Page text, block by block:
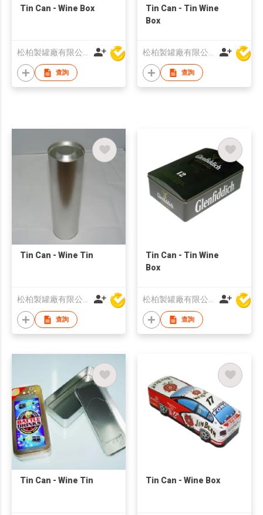
Tin Can - Wine Box
查詢
Tin Can - Tin Wine
Box
查詢
Tin Can - Wine Tin
查詢
Tin Can - Tin Wine
Box
查詢
Tin Can - Wine Tin Tin Can - Wine Box